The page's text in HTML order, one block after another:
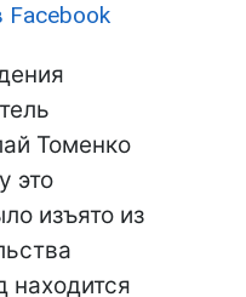
Facebook
Томенко
это
изъято из